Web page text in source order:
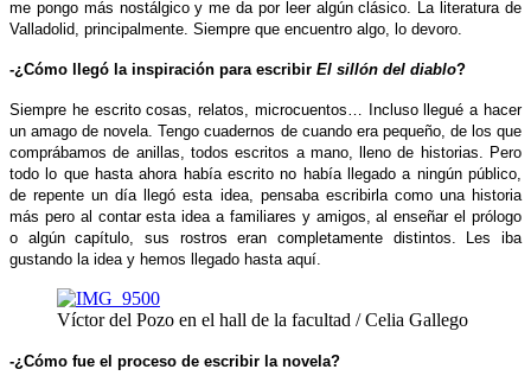
me pongo más nostálgico y me da por leer algún clásico. La literatura de
Valladolid, principalmente. Siempre que encuentro algo, lo devoro.
-¿Cómo llegó la inspiración para escribir El sillón del diablo?
Siempre he escrito cosas, relatos, microcuentos… Incluso llegué a hacer
un amago de novela. Tengo cuadernos de cuando era pequeño, de los que
comprábamos de anillas, todos escritos a mano, lleno de historias. Pero
todo lo que hasta ahora había escrito no había llegado a ningún público,
de repente un día llegó esta idea, pensaba escribirla como una historia
más pero al contar esta idea a familiares y amigos, al enseñar el prólogo
o algún capítulo, sus rostros eran completamente distintos. Les iba
gustando la idea y hemos llegado hasta aquí.
Víctor del Pozo en el hall de la facultad / Celia Gallego
-¿Cómo fue el proceso de escribir la novela?